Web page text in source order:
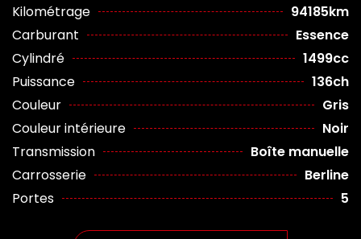
Kilométrage
94185km
Carburant
Essence
Cylindré
1499cc
Puissance
136ch
Couleur
Gris
Couleur intérieure
Noir
Transmission
Boîte manuelle
Carrosserie
Berline
Portes
5